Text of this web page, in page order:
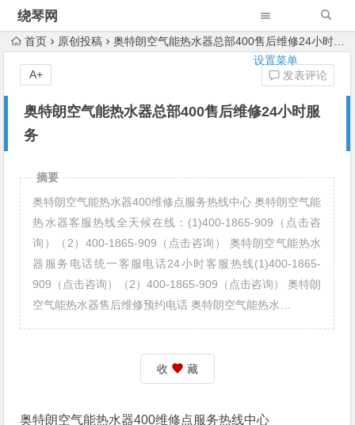
绕琴网
设置菜单
首页 原创投稿 奥特朗空气能热水器总部400售后维修24小时服务
奥特朗空气能热水器总部400售后维修24小时服
务
发表评论
A+
摘要
奥特朗空气能热水器400维修点服务热线中心 奥特朗空气能
热水器客服热线全天候在线：(1)400-1865-909（点击咨
询）（2）400-1865-909（点击咨询） 奥特朗空气能热水
器服务电话统一客服电话24小时客服热线(1)400-1865-
909（点击咨询）（2）400-1865-909（点击咨询） 奥特朗
空气能热水器售后维修预约电话 奥特朗空气能热水…
收 藏
奥特朗空气能热水器400维修点服务热线中心